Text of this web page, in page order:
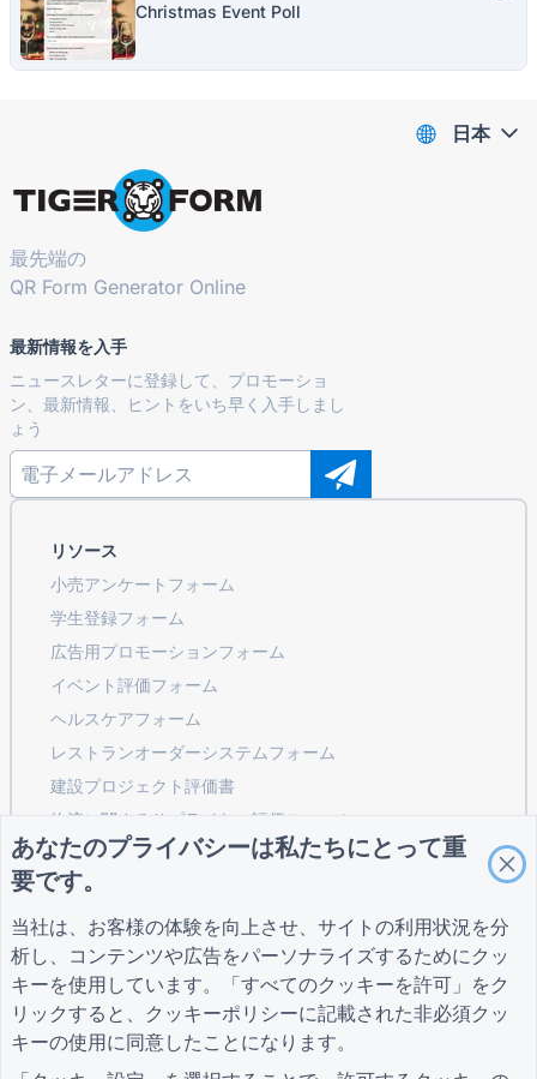
Christmas Event Poll
最先端の
QR Form Generator Online
最新情報を入手
ニュースレターに登録して、プロモーショ
ン、最新情報、ヒントをいち早く入手しまし
ょう
リソース
小売アンケートフォーム
学生登録フォーム
広告用プロモーションフォーム
イベント評価フォーム
ヘルスケアフォーム
レストランオーダーシステムフォーム
建設プロジェクト評価書
物流に関するサプライヤー評価フォーム
公共事業向けサービスリクエストフォーム
顧客エンゲージメントフォーム
ガイド
ヘルプセンター
ブログ
会社
私たちについて
お問い合わせ
条項
条項
日本
あなたのプライバシーは私たちにとって重
要です。
当社は、お客様の体験を向上させ、サイトの利用状況を分
析し、コンテンツや広告をパーソナライズするためにクッ
キーを使用しています。「すべてのクッキーを許可」をク
リックすると、 クッキーポリシーに記載された非必須クッ
キーの使用に同意したことになります。